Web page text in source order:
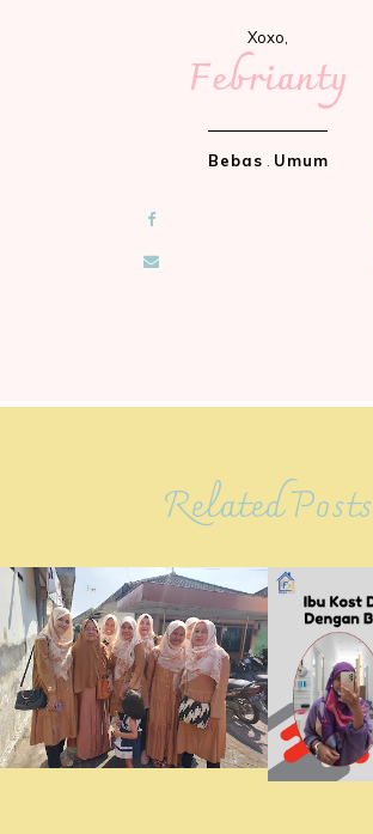
Xoxo,
Febrianty
Bebas Umum
Related Posts